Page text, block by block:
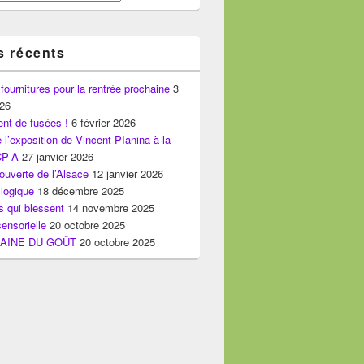
récents
pour la rentrée prochaine 3
de fusées ! 6 février 2026
l’exposition de Vincent PIanina à la
A 27 janvier 2026
de l’Alsace 12 janvier 2026
18 décembre 2025
qui blessent 14 novembre 2025
20 octobre 2025
DU GOÛT 20 octobre 2025